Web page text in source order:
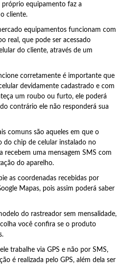
equipamento faz a
cliente.
equipamentos funcionam com
real, que pode ser acessado
do cliente, através de um
corretamente é importante que
devidamente cadastrado e com
um roubo ou furto, ele poderá
contrário ele não responderá sua
comuns são aqueles em que o
do chip de celular instalado no
recebem uma mensagem SMS com
do aparelho.
as coordenadas recebidas por
Mapas, pois assim poderá saber
do rastreador sem mensalidade,
você confira se o produto
trabalhe via GPS e não por SMS,
é realizada pelo GPS, além dela ser